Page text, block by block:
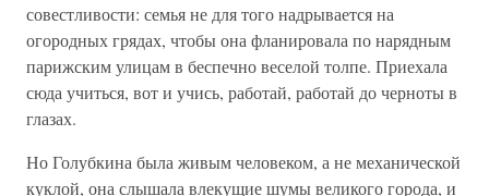
совестливости: семья не для того надрывается на
огородных грядах, чтобы она фланировала по нарядным
парижским улицам в беспечно веселой толпе. Приехала
сюда учиться, вот и учись, работай, работай до черноты в
глазах.
Но Голубкина была живым человеком, а не механической
куклой, она слышала влекущие шумы великого города, и